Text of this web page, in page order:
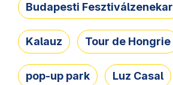
Budapesti Fesztiválzenekar
Kalauz Tour de Hongrie
pop-up park Luz Casal